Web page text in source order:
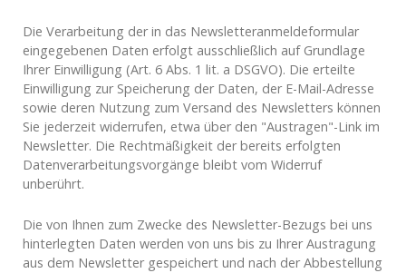
Die Verarbeitung der in das Newsletteranmeldeformular
eingegebenen Daten erfolgt ausschließlich auf Grundlage
Ihrer Einwilligung (Art. 6 Abs. 1 lit. a DSGVO). Die erteilte
Einwilligung zur Speicherung der Daten, der E-Mail-Adresse
sowie deren Nutzung zum Versand des Newsletters können
Sie jederzeit widerrufen, etwa über den "Austragen"-Link im
Newsletter. Die Rechtmäßigkeit der bereits erfolgten
Datenverarbeitungsvorgänge bleibt vom Widerruf
unberührt.
Die von Ihnen zum Zwecke des Newsletter-Bezugs bei uns
hinterlegten Daten werden von uns bis zu Ihrer Austragung
aus dem Newsletter gespeichert und nach der Abbestellung